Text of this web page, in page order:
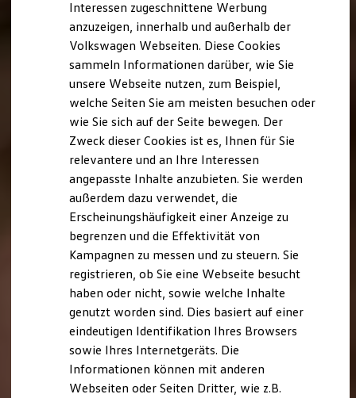
Interessen zugeschnittene Werbung
anzuzeigen, innerhalb und außerhalb der
Volkswagen Webseiten. Diese Cookies
sammeln Informationen darüber, wie Sie
unsere Webseite nutzen, zum Beispiel,
welche Seiten Sie am meisten besuchen oder
wie Sie sich auf der Seite bewegen. Der
Zweck dieser Cookies ist es, Ihnen für Sie
relevantere und an Ihre Interessen
angepasste Inhalte anzubieten. Sie werden
außerdem dazu verwendet, die
Erscheinungshäufigkeit einer Anzeige zu
begrenzen und die Effektivität von
Kampagnen zu messen und zu steuern. Sie
registrieren, ob Sie eine Webseite besucht
haben oder nicht, sowie welche Inhalte
genutzt worden sind. Dies basiert auf einer
eindeutigen Identifikation Ihres Browsers
sowie Ihres Internetgeräts. Die
Informationen können mit anderen
Webseiten oder Seiten Dritter, wie z.B.